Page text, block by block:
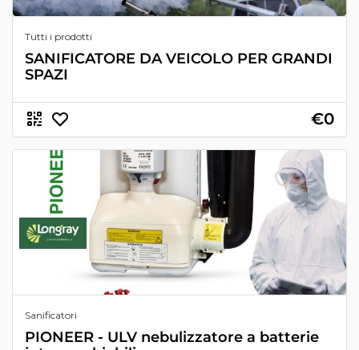
Tutti i prodotti
SANIFICATORE DA VEICOLO PER GRANDI
SPAZI
€0
Sanificatori
PIONEER - ULV nebulizzatore a batterie